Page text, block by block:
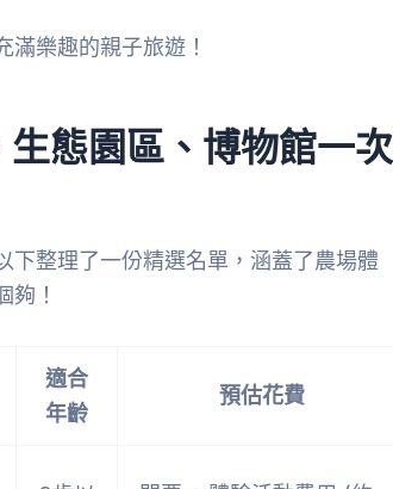
樂趣的親子旅遊！
態園區、博物館一次
下整理了一份精選名單，涵蓋了農場體
夠！
適合
年齡
預估花費